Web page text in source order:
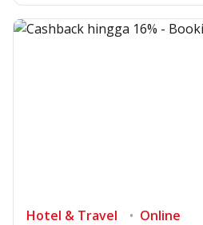
Hotel & Travel Online